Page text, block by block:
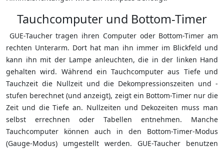
Tauchcomputer und Bottom-Timer
GUE-Taucher tragen ihren Computer oder Bottom-Timer am
rechten Unterarm. Dort hat man ihn immer im Blickfeld und
kann ihn mit der Lampe anleuchten, die in der linken Hand
gehalten wird. Während ein Tauchcomputer aus Tiefe und
Tauchzeit die Nullzeit und die Dekompressionszeiten und -
stufen berechnet (und anzeigt), zeigt ein Bottom-Timer nur die
Zeit und die Tiefe an. Nullzeiten und Dekozeiten muss man
selbst errechnen oder Tabellen entnehmen. Manche
Tauchcomputer können auch in den Bottom-Timer-Modus
(Gauge-Modus) umgestellt werden. GUE-Taucher benutzen